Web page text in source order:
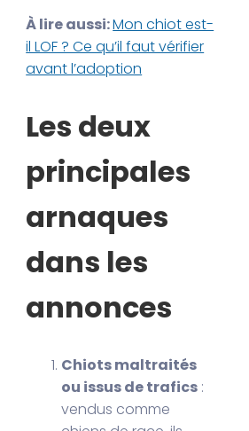
À lire aussi:Mon chiot est-
il LOF ? Ce qu’il faut vérifier
avant l’adoption
Les deux
principales
arnaques
dans les
annonces
Chiots maltraités
ou issus de trafics :
vendus comme